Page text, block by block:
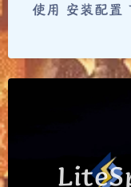
使用 安装配